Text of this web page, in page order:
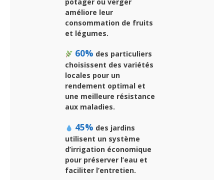
améliore leur
consommation de fruits
et légumes.
60% des particuliers
choisissent des variétés
locales pour un
rendement optimal et
une meilleure résistance
aux maladies.
45% des jardins
utilisent un système
d’irrigation économique
pour préserver l’eau et
faciliter l’entretien.